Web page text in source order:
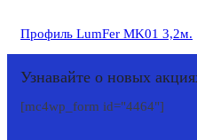
Профиль LumFer MK01 3,2м.
Узнавайте о новых
[mc4wp_form id="4464"]